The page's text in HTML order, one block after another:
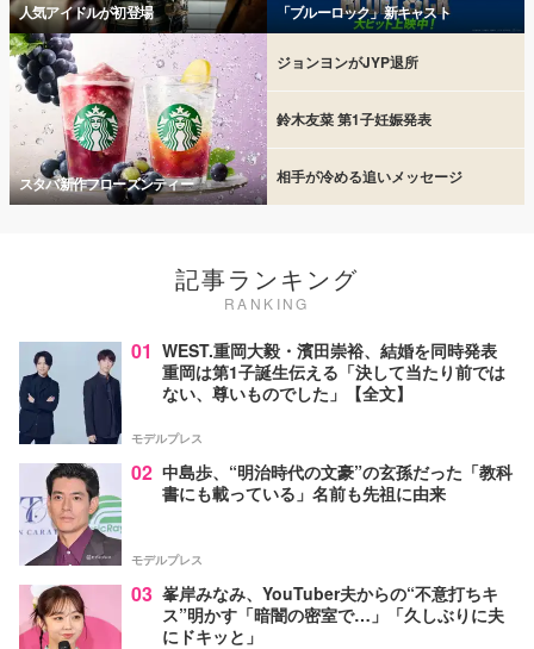
人気アイドルが初登場 「ブルーロック」新キャスト
スタバ新作フローズンティー
ジョンヨンがJYP退所
鈴木友菜 第1子妊娠発表
相手が冷める追いメッセージ
記事ランキング
RANKING
01 WEST.重岡大毅・濱田崇裕、結婚を同時発表
重岡は第1子誕生伝える「決して当たり前では
ない、尊いものでした」【全文】
モデルプレス
02 中島歩、“明治時代の文豪”の玄孫だった「教科
書にも載っている」名前も先祖に由来
モデルプレス
03 峯岸みなみ、YouTuber夫からの“不意打ちキ
ス”明かす「暗闇の密室で…」「久しぶりに夫
にドキッと」